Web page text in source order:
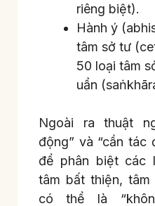
riêng biệt).
Hành ý
tâm sở tư
50 loại tâm
uẩn
Ngoài ra thuật
động” và “cần tác
để phân biệt các
tâm bất thiện,
có thể là